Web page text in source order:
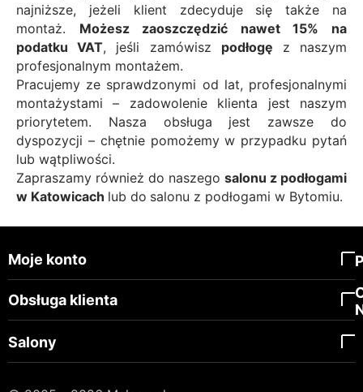
najniższe, jeżeli klient zdecyduje się także na
montaż. Możesz zaoszczędzić nawet 15% na
podatku VAT, jeśli zamówisz podłogę z naszym
profesjonalnym montażem.
Pracujemy ze sprawdzonymi od lat, profesjonalnymi
montażystami – zadowolenie klienta jest naszym
priorytetem. Nasza obsługa jest zawsze do
dyspozycji – chętnie pomożemy w przypadku pytań
lub wątpliwości.
Zapraszamy również do naszego salonu z podłogami
w Katowicach lub do salonu z podłogami w Bytomiu.
Moje konto
Obsługa klienta
Salony